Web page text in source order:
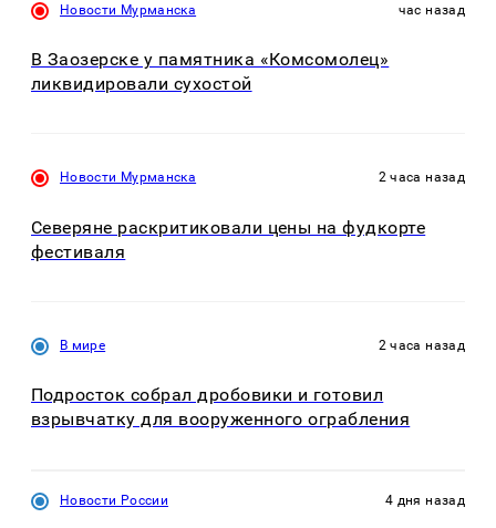
Новости Мурманска час назад
В Заозерске у памятника «Комсомолец»
ликвидировали сухостой
Новости Мурманска 2 часа назад
Северяне раскритиковали цены на фудкорте
фестиваля
В мире 2 часа назад
Подросток собрал дробовики и готовил
взрывчатку для вооруженного ограбления
Новости России 4 дня назад